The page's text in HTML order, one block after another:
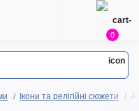
0
Ікони та релігійні сюжети